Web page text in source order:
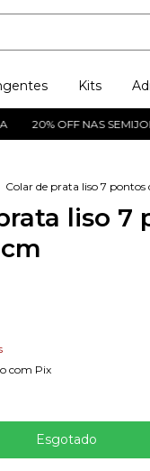
Kits
20% OFF NAS SEMIJOIAS
Colar de prata liso 7
liso 7
com Pix